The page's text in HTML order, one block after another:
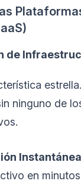
de
ninguno de
en